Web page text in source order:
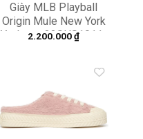
Giày MLB Playball
Origin Mule New York
Yankees 32SHS1011-
2.200.000₫
Add to
wishlist